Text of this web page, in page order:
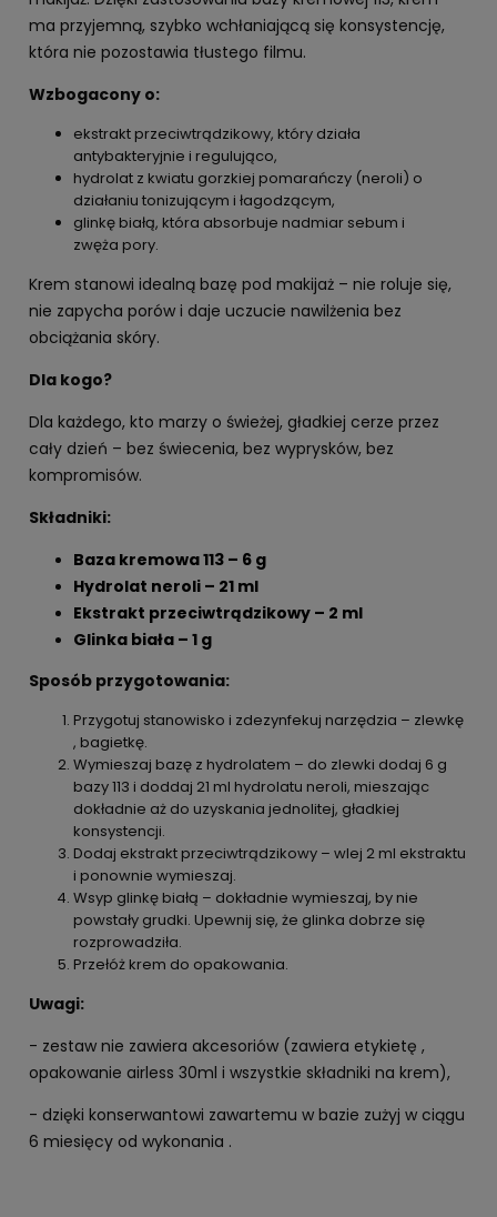
ma przyjemną, szybko wchłaniającą się konsystencję,
która nie pozostawia tłustego filmu.
Wzbogacony o:
ekstrakt przeciwtrądzikowy, który działa
antybakteryjnie i regulująco,
hydrolat z kwiatu gorzkiej pomarańczy (neroli) o
działaniu tonizującym i łagodzącym,
glinkę białą, która absorbuje nadmiar sebum i
zwęża pory.
Krem stanowi idealną bazę pod makijaż – nie roluje się,
nie zapycha porów i daje uczucie nawilżenia bez
obciążania skóry.
Dla kogo?
Dla każdego, kto marzy o świeżej, gładkiej cerze przez
cały dzień – bez świecenia, bez wyprysków, bez
kompromisów.
Składniki:
Baza kremowa 113 – 6 g
Hydrolat neroli – 21 ml
Ekstrakt przeciwtrądzikowy – 2 ml
Glinka biała – 1 g
Sposób przygotowania:
Przygotuj stanowisko i zdezynfekuj narzędzia – zlewkę
, bagietkę.
Wymieszaj bazę z hydrolatem – do zlewki dodaj 6 g
bazy 113 i doddaj 21 ml hydrolatu neroli, mieszając
dokładnie aż do uzyskania jednolitej, gładkiej
konsystencji.
Dodaj ekstrakt przeciwtrądzikowy – wlej 2 ml ekstraktu
i ponownie wymieszaj.
Wsyp glinkę białą – dokładnie wymieszaj, by nie
powstały grudki. Upewnij się, że glinka dobrze się
rozprowadziła.
Przełóż krem do opakowania.
Uwagi:
- zestaw nie zawiera akcesoriów (zawiera etykietę ,
opakowanie airless 30ml i wszystkie składniki na krem),
- dzięki konserwantowi zawartemu w bazie zużyj w ciągu
6 miesięcy od wykonania .